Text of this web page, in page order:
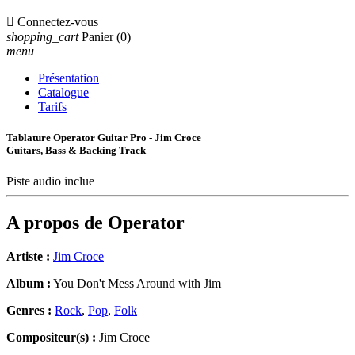
 Connectez-vous
shopping_cart Panier (0)
menu
Présentation
Catalogue
Tarifs
Tablature Operator Guitar Pro - Jim Croce
Guitars, Bass & Backing Track
Piste audio inclue
A propos de Operator
Artiste : Jim Croce
Album : You Don't Mess Around with Jim
Genres : Rock, Pop, Folk
Compositeur(s) : Jim Croce